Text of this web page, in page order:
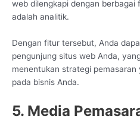
web dilengkapi dengan berbagai
adalah analitik.
Dengan fitur tersebut, Anda
pengunjung situs web Anda,
menentukan strategi
pada bisnis Anda.
5. Media